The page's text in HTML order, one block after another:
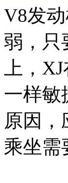
V8发
弱，只
上，
一样敏
原因
乘坐需